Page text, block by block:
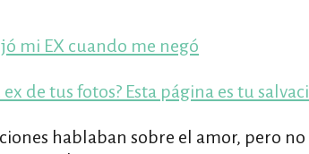
mi EX cuando me negó
de tus fotos? Esta página es tu
hablaban sobre el amor, pero